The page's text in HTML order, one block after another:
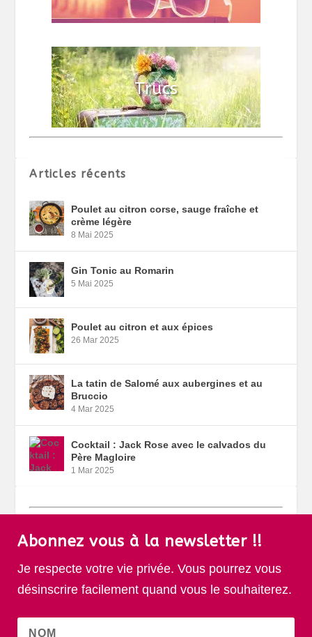
Articles récents
Poulet au citron corse, sauge fraîche et
crème légère
8 Mai 2025
Gin Tonic au Romarin
5 Mai 2025
Poulet au citron et aux épices
26 Mar 2025
La tatin de Salomé aux aubergines et au
Bruccio
4 Mar 2025
Cocktail : Jack Rose avec le calvados du
Père Magloire
1 Mar 2025
Abonnez vous à la newsletter !!
Je respecte votre vie privée. Vous pourrez vous
désinscrire facilement quand vous le souhaiterez.